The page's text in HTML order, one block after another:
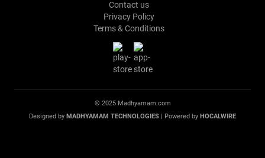
Contact us
Privacy Policy
Terms & Conditions
© 2025 Madhyamam.com
Designed by MADHYAMAM TECHNOLOGIES | Powered by HOCALWIRE